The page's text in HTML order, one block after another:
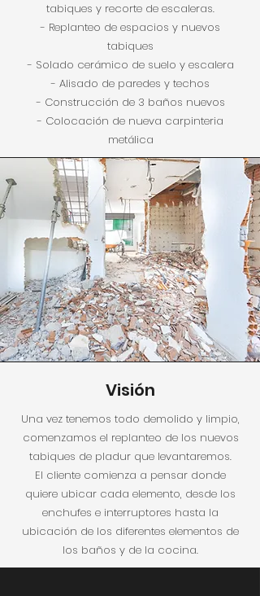
tabiques y recorte de escaleras.
- Replanteo de espacios y nuevos
tabiques
- Solado cerámico de suelo y escalera
- Alisado de paredes y techos
- Construcción de 3 baños nuevos
- Colocación de nueva carpinteria
metálica
Visión
Una vez tenemos todo demolido y limpio,
comenzamos el replanteo de los nuevos
tabiques de pladur que levantaremos.
El cliente comienza a pensar donde
quiere ubicar cada elemento, desde los
enchufes e interruptores hasta la
ubicación de los diferentes elementos de
los baños y de la cocina.